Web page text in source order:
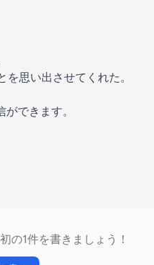
思い出させてくれた。
できます。
の1件を書きましょう！